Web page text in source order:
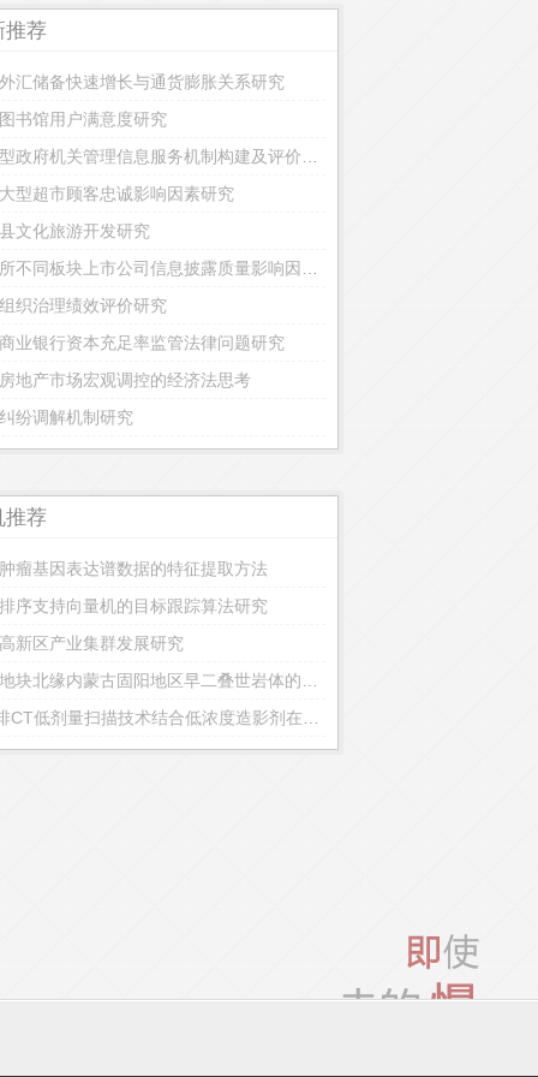
推荐
汇储备快速增长与通货膨胀关系研究
书馆用户满意度研究
型超市顾客忠诚影响因素研究
文化旅游开发研究
织治理绩效评价研究
业银行资本充足率监管法律问题研究
地产市场宏观调控的经济法思考
纷调解机制研究
推荐
瘤基因表达谱数据的特征提取方法
序支持向量机的目标跟踪算法研究
新区产业集群发展研究